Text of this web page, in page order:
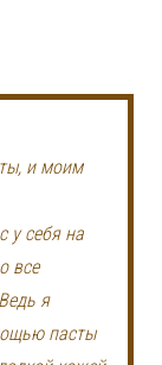
и моим
у себя на
все
я
пасты